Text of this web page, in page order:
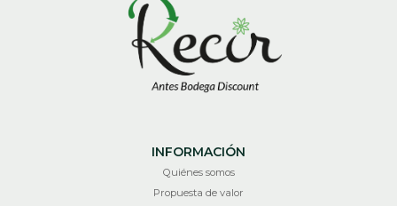
INFORMACIÓN
Quiénes somos
Propuesta de valor